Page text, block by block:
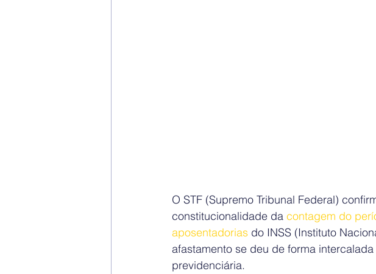
O STF (Supremo Tribunal Federal)
constitucionalidade da contagem do
aposentadorias do INSS (Instituto
afastamento se deu de forma
previdenciária.